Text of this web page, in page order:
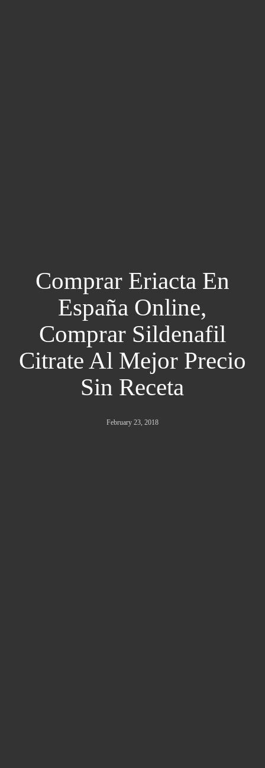
Comprar Eriacta En
España Online,
Comprar Sildenafil
Citrate Al Mejor Precio
Sin Receta
February 23, 2018